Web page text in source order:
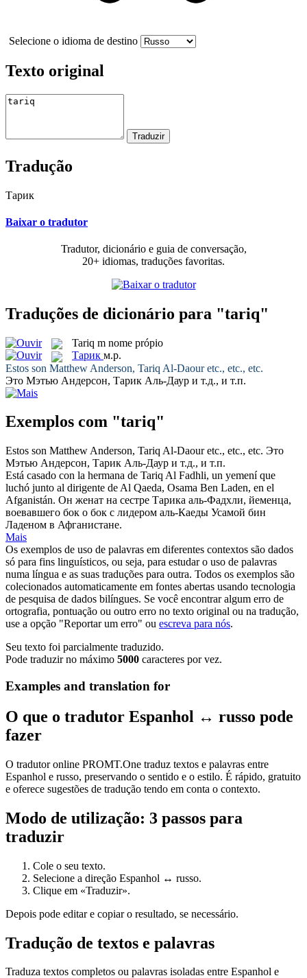
Selecione o idioma de destino
Texto original
Tradução
Тарик
Baixar o tradutor
Tradutor, dicionário e guia de conversação,
20+ idiomas, traduções favoritas.
Traduções de dicionário para "tariq"
Tariq m nome própio
Тарик м.р.
Estos son Matthew Anderson, Tariq Al-Daour etc., etc., etc.
Это Мэтью Андерсон, Тарик Аль-Даур и т.д., и т.п.
Exemplos com "tariq"
Estos son Matthew Anderson, Tariq Al-Daour etc., etc., etc. Это
Мэтью Андерсон, Тарик Аль-Даур и т.д., и т.п.
Está casado con la hermana de Tariq Al Fadhli, un yemení que
luchó junto al dirigente de Al Qaeda, Osama Ben Laden, en el
Afganistán. Он женат на сестре Тарика аль-Фадхли, йеменца,
воевавшего бок о бок с лидером аль-Каеды Усамой бин
Ладеном в Афганистане.
Mais
Os exemplos de uso de palavras em diferentes contextos são dados
só para fins linguísticos, ou seja, para estudar o uso de palavras
numa língua e as suas traduções para outra. Todos os exemplos são
colecionados automaticamente em fontes abertas usando tecnologia
de pesquisa de dados bilíngues. Se você encontrar algum erro de
ortografia, pontuação ou outro erro no texto original ou na tradução,
use a opção "Reportar um erro" ou escreva para nós.
Seu texto foi parcialmente traduzido.
Pode traduzir no máximo 5000 caracteres por vez.
Examples and translation for
O que o tradutor Espanhol ↔ russo pode
fazer
O tradutor online PROMT.One traduz textos e palavras entre
Espanhol e russo, preservando o sentido e o estilo. É rápido, gratuito
e oferece sugestões de tradução tendo em conta o contexto.
Modo de utilização: 3 passos para
traduzir
Cole o seu texto.
Selecione a direção Espanhol ↔ russo.
Clique em «Traduzir».
Depois pode editar e copiar o resultado, se necessário.
Tradução de textos e palavras
Traduza textos completos ou palavras isoladas entre Espanhol e